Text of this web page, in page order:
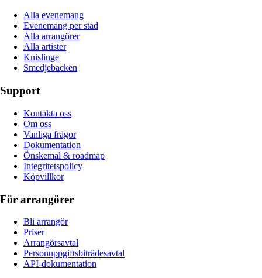
Alla evenemang
Evenemang per stad
Alla arrangörer
Alla artister
Knislinge
Smedjebacken
Support
Kontakta oss
Om oss
Vanliga frågor
Dokumentation
Önskemål & roadmap
Integritetspolicy
Köpvillkor
För arrangörer
Bli arrangör
Priser
Arrangörsavtal
Personuppgiftsbiträdesavtal
API-dokumentation